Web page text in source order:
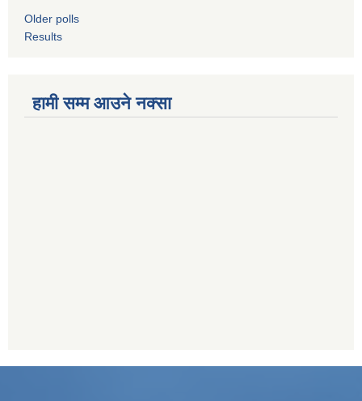
Older polls
Results
हामी सम्म आउने नक्सा